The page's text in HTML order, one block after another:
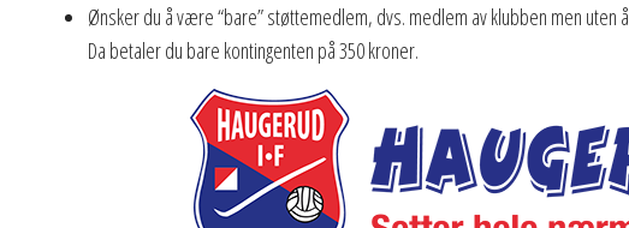
Ønsker du å være “bare” støttemedlem, dvs. medlem av klubben men
Da betaler du bare kontingenten på 350 kroner.